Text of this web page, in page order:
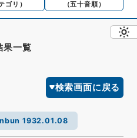
ゴリ） （五十音順）
果一覧
検索画面に戻る
1932.01.08